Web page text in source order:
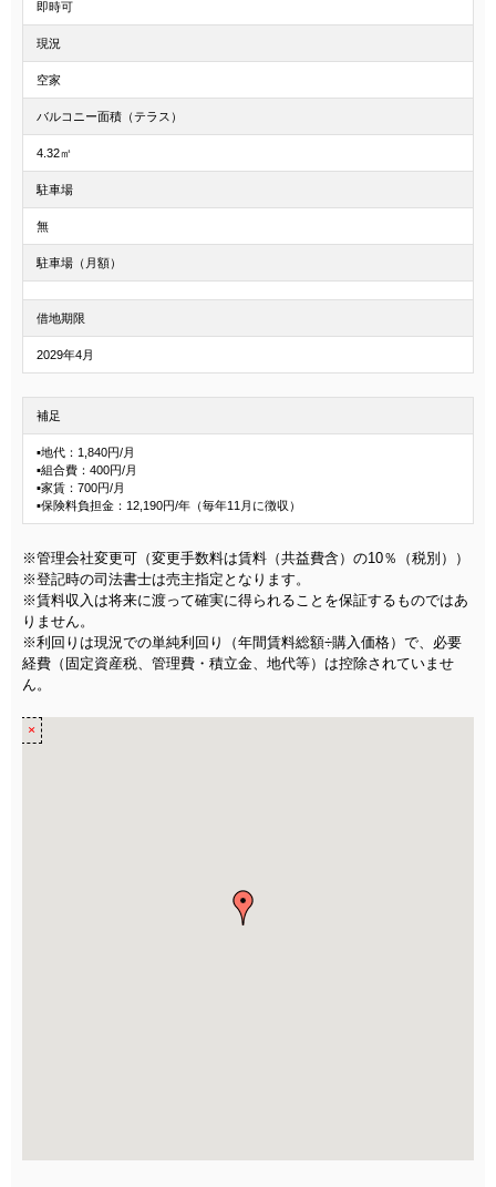
即時可
現況
空家
バルコニー面積（テラス）
4.32㎡
駐車場
無
駐車場（月額）
借地期限
2029年4月
補足
▪地代：1,840円/月
▪組合費：400円/月
▪家賃：700円/月
▪保険料負担金：12,190円/年（毎年11月に徴収）
※管理会社変更可（変更手数料は賃料（共益費含）の10％（税別））
※登記時の司法書士は売主指定となります。
※賃料収入は将来に渡って確実に得られることを保証するものではあ
りません。
※利回りは現況での単純利回り（年間賃料総額÷購入価格）で、必要
経費（固定資産税、管理費・積立金、地代等）は控除されていませ
ん。